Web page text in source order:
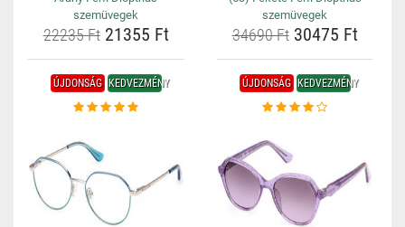
szemüvegek
22235 Ft21355 Ft
szemüvegek
34690 Ft30475 Ft
ÚJDONSÁG KEDVEZMÉNY ÚJDONSÁG KEDVEZMÉNY